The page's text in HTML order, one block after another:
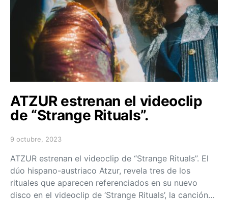
ATZUR estrenan el videoclip
de “Strange Rituals”.
Posted on
9 octubre, 2023
ATZUR estrenan el videoclip de “Strange Rituals”. El
dúo hispano-austriaco Atzur, revela tres de los
rituales que aparecen referenciados en su nuevo
disco en el videoclip de ‘Strange Rituals’, la canción…